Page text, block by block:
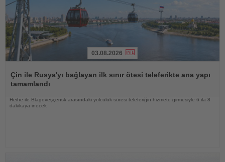
Oku
03.08.2026
Çin ile Rusya'yı bağlayan ilk sınır ötesi teleferikte ana yapı
tamamlandı
Heihe ile Blagoveşçensk arasındaki yolculuk süresi teleferiğin hizmete girmesiyle 6 ila 8
dakikaya inecek